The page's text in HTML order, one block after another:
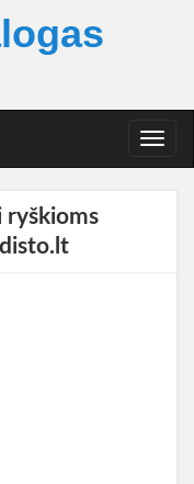
T
o
ryškioms